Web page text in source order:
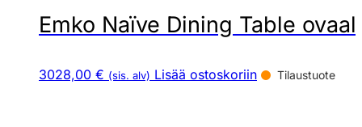
Emko Naïve Dining Table
3028,00 € (sis. alv) Lisää ostoskoriin Tilaustuote